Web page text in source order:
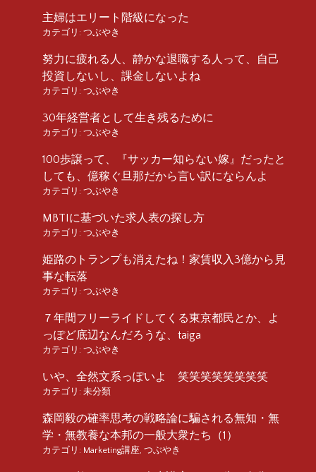
主婦はエリート階級になった
カテゴリ: つぶやき
努力に疲れる人、静かな退職する人って、自己
投資しないし、課金しないよね
カテゴリ: つぶやき
30年経営者として生き残るために
カテゴリ: つぶやき
100歩譲って、『サッカー知らない嫁』だったと
しても、億稼ぐ旦那だから言い訳にならんよ
カテゴリ: つぶやき
MBTIに基づいた求人表の探し方
カテゴリ: つぶやき
姫路のトランプも消えたね！家賃収入3億から見
事な転落
カテゴリ: つぶやき
７年間フリーライドしてくる東京都民とか、よ
っぽど底辺なんだろうな、taiga
カテゴリ: つぶやき
いや、全然文系っぽいよ 笑笑笑笑笑笑笑笑
カテゴリ: 未分類
森岡毅の確率思考の戦略論に騙される無知・無
学・無教養な本邦の一般大衆たち（1）
カテゴリ: Marketing講座, つぶやき